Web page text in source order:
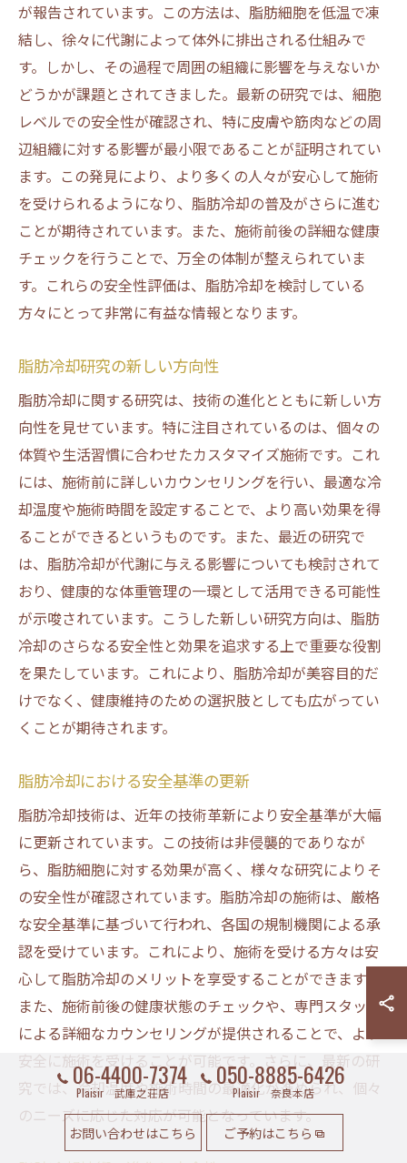
が報告されています。この方法は、脂肪細胞を低温で凍
結し、徐々に代謝によって体外に排出される仕組みで
す。しかし、その過程で周囲の組織に影響を与えないか
どうかが課題とされてきました。最新の研究では、細胞
レベルでの安全性が確認され、特に皮膚や筋肉などの周
辺組織に対する影響が最小限であることが証明されてい
ます。この発見により、より多くの人々が安心して施術
を受けられるようになり、脂肪冷却の普及がさらに進む
ことが期待されています。また、施術前後の詳細な健康
チェックを行うことで、万全の体制が整えられていま
す。これらの安全性評価は、脂肪冷却を検討している
方々にとって非常に有益な情報となります。
脂肪冷却研究の新しい方向性
脂肪冷却に関する研究は、技術の進化とともに新しい方
向性を見せています。特に注目されているのは、個々の
体質や生活習慣に合わせたカスタマイズ施術です。これ
には、施術前に詳しいカウンセリングを行い、最適な冷
却温度や施術時間を設定することで、より高い効果を得
ることができるというものです。また、最近の研究で
は、脂肪冷却が代謝に与える影響についても検討されて
おり、健康的な体重管理の一環として活用できる可能性
が示唆されています。こうした新しい研究方向は、脂肪
冷却のさらなる安全性と効果を追求する上で重要な役割
を果たしています。これにより、脂肪冷却が美容目的だ
けでなく、健康維持のための選択肢としても広がってい
くことが期待されます。
脂肪冷却における安全基準の更新
脂肪冷却技術は、近年の技術革新により安全基準が大幅
に更新されています。この技術は非侵襲的でありなが
ら、脂肪細胞に対する効果が高く、様々な研究によりそ
の安全性が確認されています。脂肪冷却の施術は、厳格
な安全基準に基づいて行われ、各国の規制機関による承
認を受けています。これにより、施術を受ける方々は安
心して脂肪冷却のメリットを享受することができます。
また、施術前後の健康状態のチェックや、専門スタッフ
による詳細なカウンセリングが提供されることで、より
安全に施術を受けることが可能です。さらに、最新の研
究では、冷却温度や施術時間の最適化が進められ、個々
のニーズに応じた対応が可能となっています。
06-4400-7374
Plaisir 武庫之荘店
050-8885-6426
Plaisir 奈良本店
お問い合わせはこちら ご予約はこちら